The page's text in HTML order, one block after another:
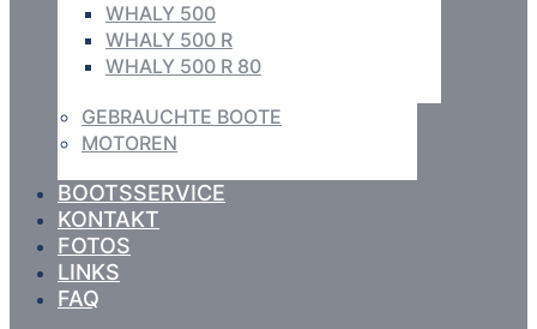
WHALY 500
WHALY 500 R
WHALY 500 R 80
GEBRAUCHTE BOOTE
MOTOREN
BOOTSSERVICE
KONTAKT
FOTOS
LINKS
FAQ